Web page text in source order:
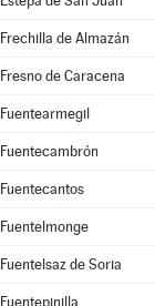
Frechilla de Almazán
Fresno de Caracena
Fuentearmegil
Fuentecambrón
Fuentecantos
Fuentelmonge
Fuentelsaz de Soria
Fuentepinilla